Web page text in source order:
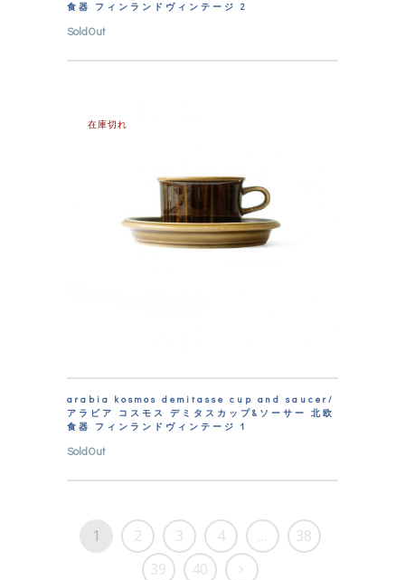
食器 フィンランドヴィンテージ 2
SoldOut
在庫切れ
arabia kosmos demitasse cup and saucer/
アラビア コスモス デミタスカップ&ソーサー 北欧
食器 フィンランドヴィンテージ 1
SoldOut
1 2 3 4 …
38
39
40